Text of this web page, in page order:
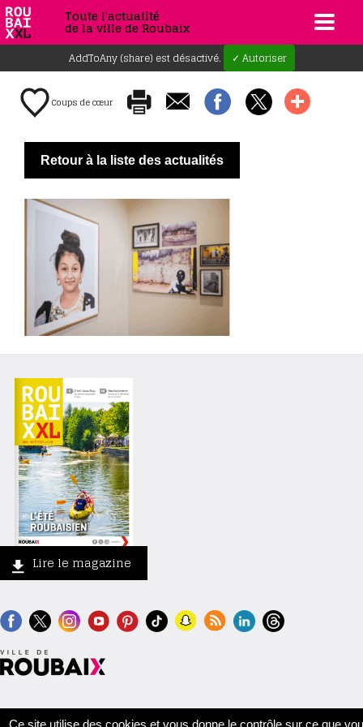
Toute l'actualité
de la ville de Roubaix
AddToAny (share) est désactivé. ✓ Autoriser
Coups de cœur
Retour à la liste des actualités
Lire le magazine
Contact Crédits Mentions légales Accessibilité
Ce site utilise des cookies et vous donne le contrôle sur ce que